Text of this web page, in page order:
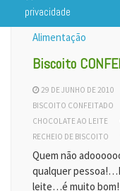
privacidade
Alimentação
Biscoito
29 DE JUNHO DE 2010
BISCOITO CONFEITADO
CHOCOLATE AO LEITE
RECHEIO DE BISCOITO
Quem não
qualquer
leite…é muito bom!